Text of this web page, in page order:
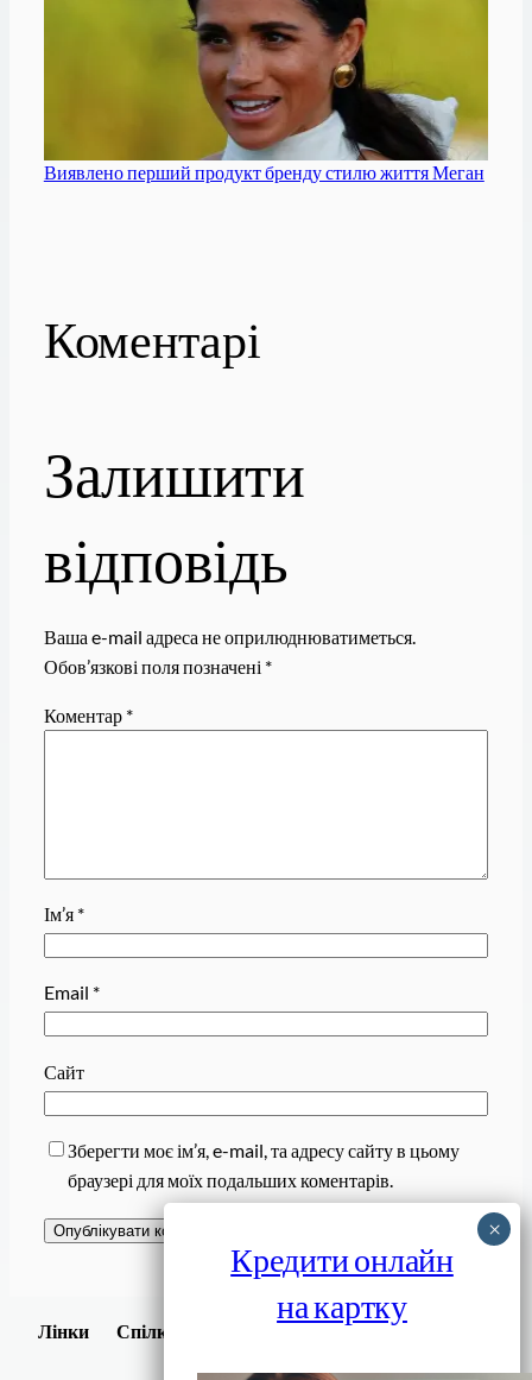
Виявлено перший продукт бренду стилю життя Меган
Коментарі
Залишити
відповідь
Ваша e-mail адреса не оприлюднюватиметься.
Обов’язкові поля позначені *
Коментар *
Ім’я *
Email *
Сайт
Зберегти моє ім’я, e-mail, та адресу сайту в цьому
браузері для моїх подальших коментарів.
Лінки Спілки
Завантажити
Кредити онлайн
на картку